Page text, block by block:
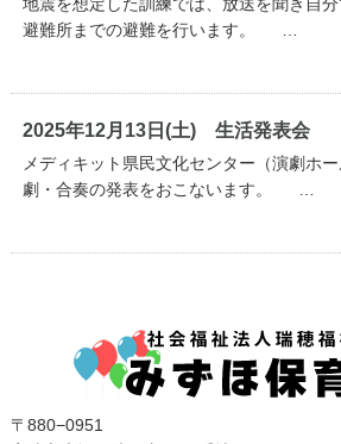
避難所までの避難を行います。 …
2025年12月13日(土) 生活発表会
メディキット県民文化センター（演劇ホ
劇・合奏の発表をおこないます。 …
〒880−0951